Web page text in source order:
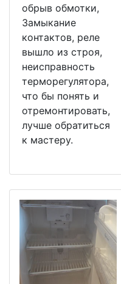
обрыв обмотки,
Замыкание
контактов, реле
вышло из строя,
неисправность
терморегулятора,
что бы понять и
отремонтировать,
лучше обратиться
к мастеру.